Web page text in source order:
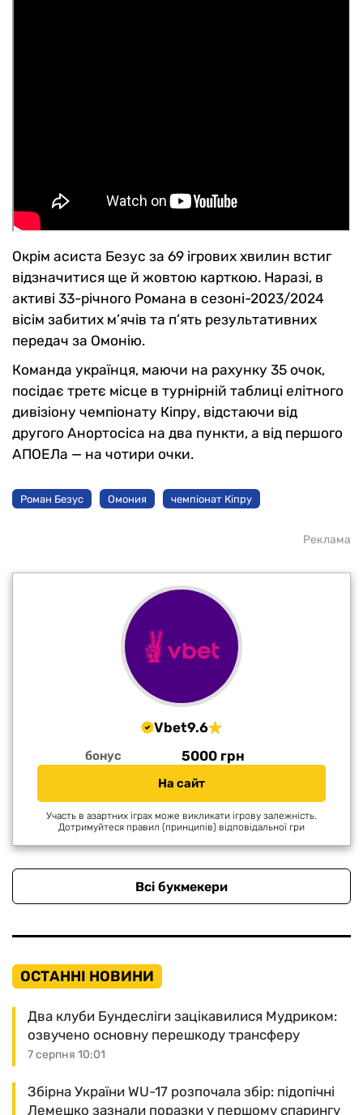
Окрім асиста Безус за 69 ігрових хвилин встиг
відзначитися ще й жовтою карткою. Наразі, в
активі 33-річного Романа в сезоні-2023/2024
вісім забитих м’ячів та п’ять результативних
передач за Омонію.
Команда українця, маючи на рахунку 35 очок,
посідає третє місце в турнірній таблиці елітного
дивізіону чемпіонату Кіпру, відстаючи від
другого Анортосіса на два пункти, а від першого
АПОЕЛа — на чотири очки.
Роман Безус Омония чемпіонат Кіпру
Реклама
Vbet9.6
бонус 5000 грн
На сайт
Участь в азартних іграх може викликати ігрову залежність.
Дотримуйтеся правил (принципів) відповідальної гри
Всі букмекери
ОСТАННІ НОВИНИ
7 серпня 10:01
Два клуби Бундесліги зацікавилися Мудриком:
озвучено основну перешкоду трансферу
Збірна України WU-17 розпочала збір: підопічні
Лемешко зазнали поразки у першому спарингу